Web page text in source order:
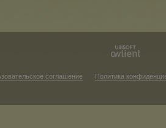
соглашение Политика